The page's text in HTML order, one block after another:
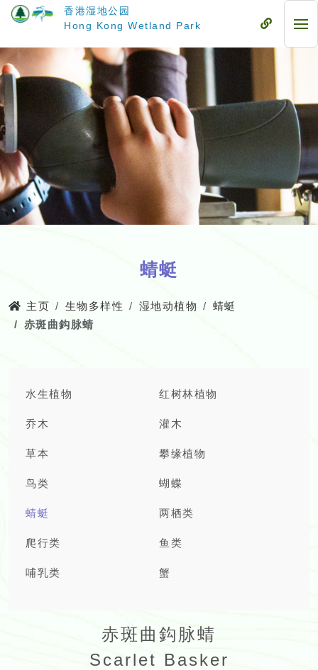
要
内
容
香港湿地公园
Hong Kong Wetland Park
流
流
动
蜻蜓
主页 生物多样性 湿地动植物
蜻蜓
赤斑曲鈎脉蜻
水生植物 红树林植物
乔木 灌木
草本 攀缘植物
鸟类 蝴蝶
蜻蜓 两栖类
爬行类 鱼类
哺乳类 蟹
赤斑曲鈎脉蜻
Scarlet Basker